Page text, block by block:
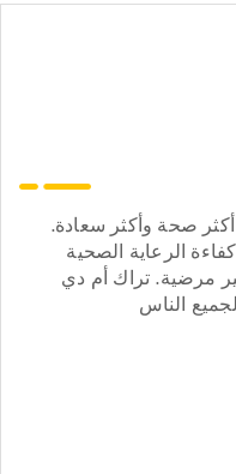
صحة وأكثر سعادة.
الرعاية الصحية
مرضية. تراك أم دي
الناس